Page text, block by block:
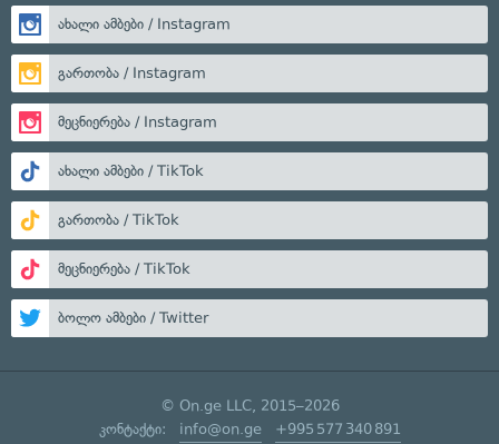
ახალი ამბები / Instagram
გართობა / Instagram
მეცნიერება / Instagram
ახალი ამბები / TikTok
გართობა / TikTok
მეცნიერება / TikTok
ბოლო ამბები / Twitter
© On.ge LLC, 2015–2026
კონტაქტი: info@on.ge +995 577 340 891